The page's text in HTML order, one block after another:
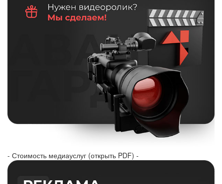
- Стоимость медиауслуг (открыть PDF) -